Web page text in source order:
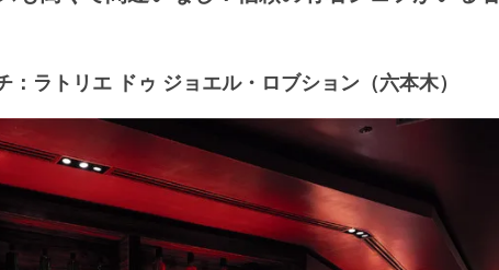
ラトリエ ドゥ ジョエル・ロブション（六本木）